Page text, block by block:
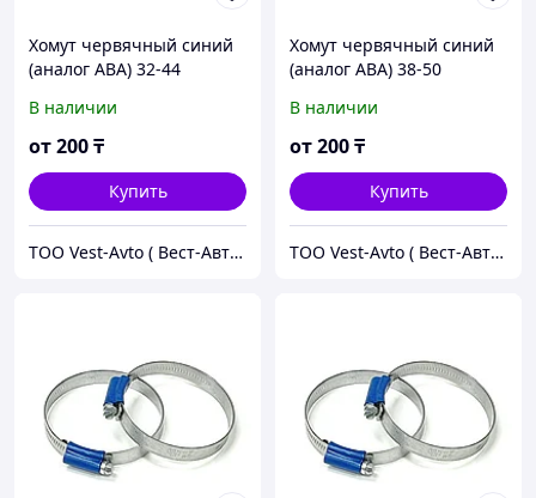
Хомут червячный синий
(аналог ABA) 32-44
В наличии
от200₸
Купить
ТОО Vest-Avto ( Вест-Авто )
Хомут червячный синий
(аналог ABA) 38-50
В наличии
от200₸
Купить
ТОО Vest-Avto ( Вест-Авто )